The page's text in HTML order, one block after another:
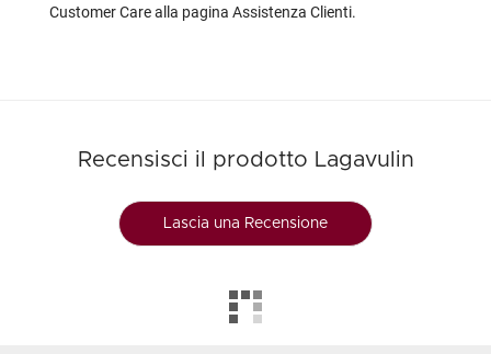
Customer Care alla pagina Assistenza Clienti.
Recensisci il prodotto Lagavulin
Lascia una Recensione